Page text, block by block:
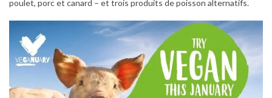
poulet, porc et canard – et trois produits de poisson alternatifs.